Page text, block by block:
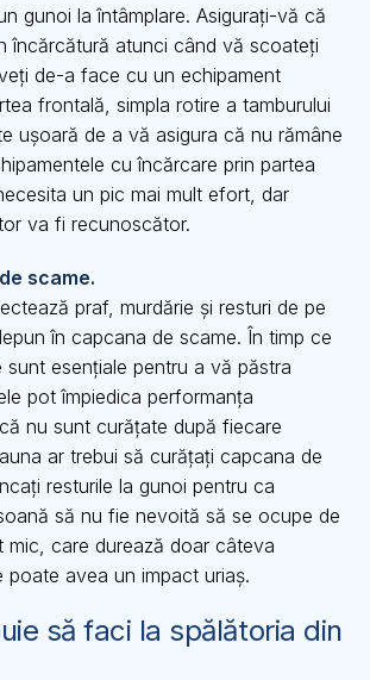
gunoi la întâmplare. Asigurați-vă că
încărcătură atunci când vă scoateți
de-a face cu un echipament
frontală, simpla rotire a tamburului
ușoară de a vă asigura că nu rămâne
cu încărcare prin partea
un pic mai mult efort, dar
va fi recunoscător.
scame.
praf, murdărie și resturi de pe
în capcana de scame. În timp ce
esențiale pentru a vă păstra
pot împiedica performanța
nu sunt curățate după fiecare
ar trebui să curățați capcana de
resturile la gunoi pentru ca
să nu fie nevoită să se ocupe de
mic, care durează doar câteva
poate avea un impact uriaș.
să faci la spălătoria din